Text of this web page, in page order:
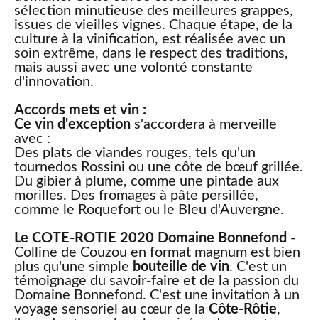
sélection minutieuse des meilleures grappes,
issues de vieilles vignes. Chaque étape, de la
culture à la vinification, est réalisée avec un
soin extrême, dans le respect des traditions,
mais aussi avec une volonté constante
d'innovation.
Accords mets et vin :
Ce vin d'exception s'accordera à merveille
avec :
Des plats de viandes rouges, tels qu'un
tournedos Rossini ou une côte de bœuf grillée.
Du gibier à plume, comme une pintade aux
morilles. Des fromages à pâte persillée,
comme le Roquefort ou le Bleu d'Auvergne.
Le COTE-ROTIE 2020 Domaine Bonnefond -
Colline de Couzou en format magnum est bien
plus qu'une simple bouteille de vin. C'est un
témoignage du savoir-faire et de la passion du
Domaine Bonnefond. C'est une invitation à un
voyage sensoriel au cœur de la Côte-Rôtie,